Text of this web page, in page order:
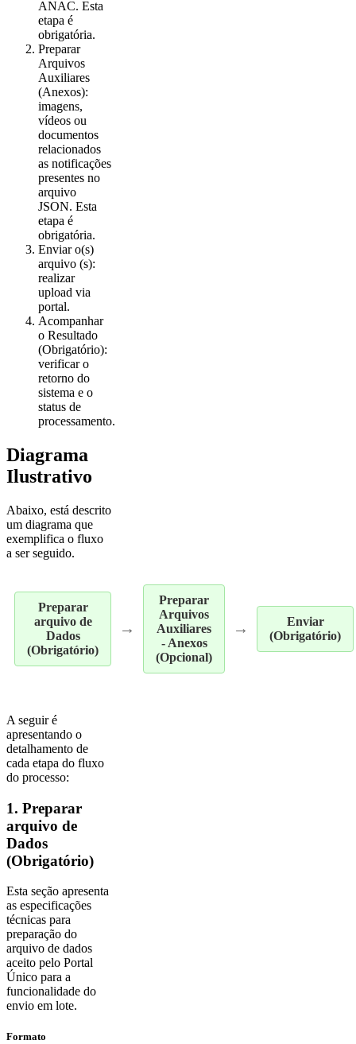
ANAC. Esta
etapa é
obrigatória.
Preparar
Arquivos
Auxiliares
(Anexos):
imagens,
vídeos ou
documentos
relacionados
as notificações
presentes no
arquivo
JSON. Esta
etapa é
obrigatória.
Enviar o(s)
arquivo (s):
realizar
upload via
portal.
Acompanhar
o Resultado
(Obrigatório):
verificar o
retorno do
sistema e o
status de
processamento.
Diagrama
Ilustrativo
Abaixo, está descrito
um diagrama que
exemplifica o fluxo
a ser seguido.
Preparar
arquivo de
Dados
(Obrigatório)
→
Preparar
Arquivos
Auxiliares
- Anexos
(Opcional)
→
Enviar
(Obrigatório)
A seguir é
apresentando o
detalhamento de
cada etapa do fluxo
do processo:
1. Preparar
arquivo de
Dados
(Obrigatório)
Esta seção apresenta
as especificações
técnicas para
preparação do
arquivo de dados
aceito pelo Portal
Único para a
funcionalidade do
envio em lote.
Formato